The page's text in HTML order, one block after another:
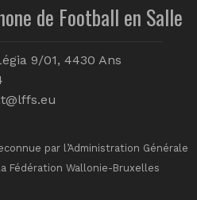
de Football en Salle
9/01, 4430 Ans
par l’Administration Générale
Fédération Wallonie-Bruxelles